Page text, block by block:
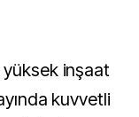
yüksek inşaat
kuvvetli